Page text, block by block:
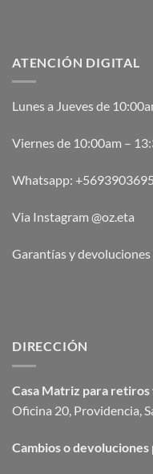
ATENCIÓN DIGITAL
Lunes a Jueves de
Viernes de 10:00am –
Whatsapp:
Via Instagram @oz.eta
Garantías y devoluciones
DIRECCIÓN
Casa Matriz para retiros
Oficina 20, Providencia,
Cambios o